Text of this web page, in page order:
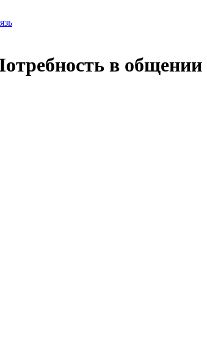
в общении